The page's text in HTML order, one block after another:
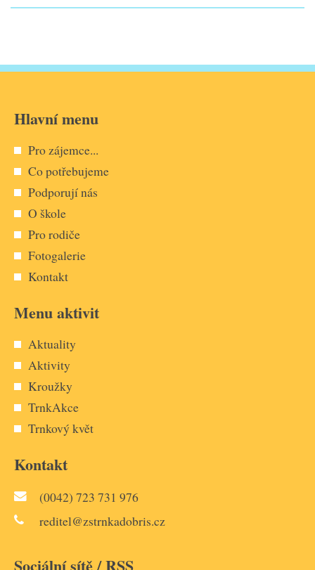
Hlavní menu
Pro zájemce...
Co potřebujeme
Podporují nás
O škole
Pro rodiče
Fotogalerie
Kontakt
Menu aktivit
Aktuality
Aktivity
Kroužky
TrnkAkce
Trnkový květ
Kontakt
(0042) 723 731 976
reditel@zstrnkadobris.cz
Sociální sítě / RSS